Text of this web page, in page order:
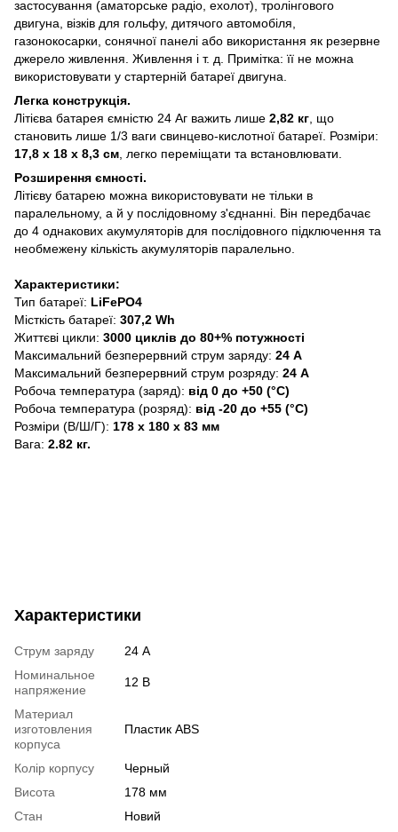
застосування (аматорське радіо, ехолот), тролінгового
двигуна, візків для гольфу, дитячого автомобіля,
газонокосарки, сонячної панелі або використання як резервне
джерело живлення. Живлення і т. д. Примітка: її не можна
використовувати у стартерній батареї двигуна.
Легка конструкція.
Літієва батарея ємністю 24 Аг важить лише 2,82 кг , що
становить лише 1/3 ваги свинцево-кислотної батареї. Розміри:
17,8 х 18 х 8,3 см , легко переміщати та встановлювати.
Розширення ємності.
Літієву батарею можна використовувати не тільки в
паралельному, а й у послідовному з'єднанні. Він передбачає
до 4 однакових акумуляторів для послідовного підключення та
необмежену кількість акумуляторів паралельно.
Характеристики:
Тип батареї: LiFePO4
Місткість батареї: 307,2 Wh
Життєві цикли: 3000 циклів до 80+% потужності
Максимальний безперервний струм заряду: 24 А
Максимальний безперервний струм розряду: 24 А
Робоча температура (заряд): від 0 до +50 (°C)
Робоча температура (розряд): від -20 до +55 (°C)
Розміри (В/Ш/Г): 178 х 180 х 83 мм
Вага: 2.82 кг.
Характеристики
Струм заряду
24 А
Номинальное
напряжение
12 В
Материал
изготовления
корпуса
Пластик ABS
Колір корпусу
Черный
Висота
178 мм
Стан
Новий